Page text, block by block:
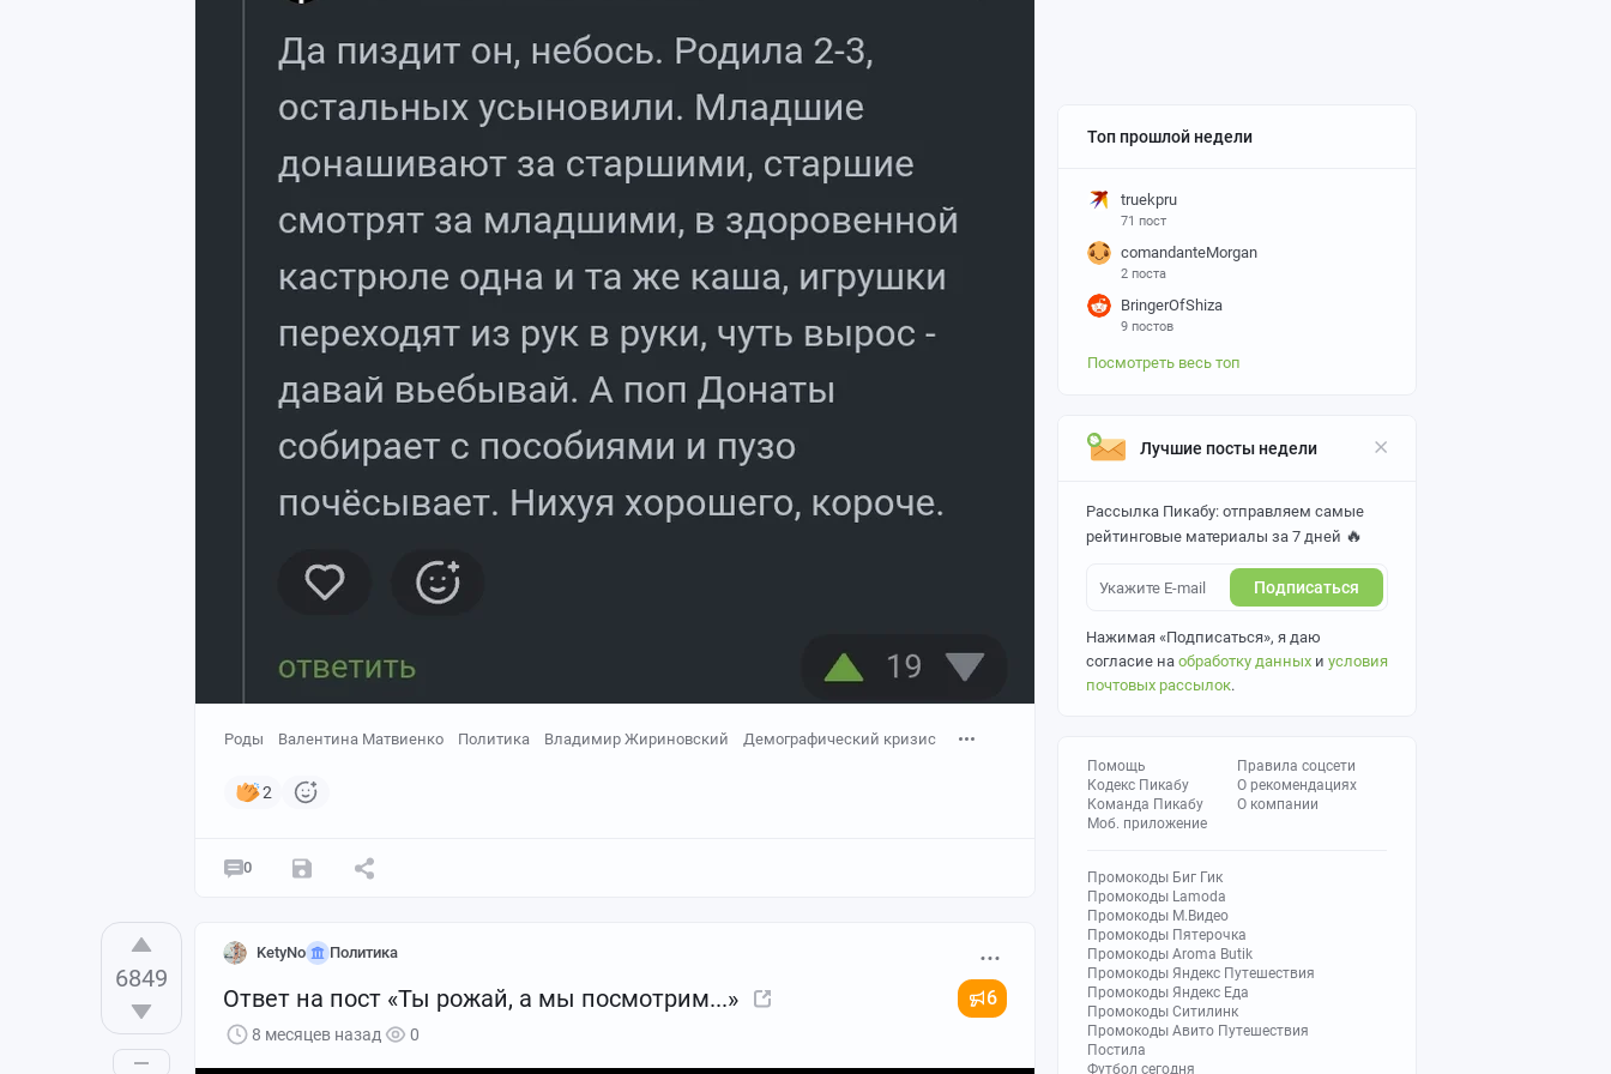
Топ прошлой недели
truekpru
71 пост
comandanteMorgan
2 поста
BringerOfShiza
9 постов
Посмотреть весь топ
Лучшие посты недели
Рассылка Пикабу: отправляем самые
рейтинговые материалы за 7 дней 🔥
Подписаться
Нажимая «Подписаться», я даю
согласие на обработку данных и условия
почтовых рассылок.
Помощь
Кодекс Пикабу
Команда Пикабу
Моб. приложение
Правила соцсети
О рекомендациях
О компании
Промокоды Биг Гик
Промокоды Lamoda
Промокоды М.Видео
Промокоды Пятерочка
Промокоды Aroma Butik
Промокоды Яндекс Путешествия
Промокоды Яндекс Еда
Промокоды Ситилинк
Промокоды Авито Путешествия
Постила
Футбол сегодня
Роды Валентина Матвиенко Политика Владимир Жириновский Демографический кризис
2
0
6849
KetyNo Политика
Ответ на пост «Ты рожай, а мы посмотрим...» 6
8 месяцев назад 0